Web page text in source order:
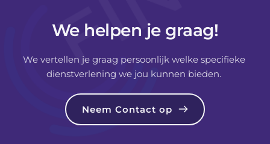
We helpen je graag!
We vertellen je graag persoonlijk welke specifieke
dienstverlening we jou kunnen bieden.
Neem Contact op